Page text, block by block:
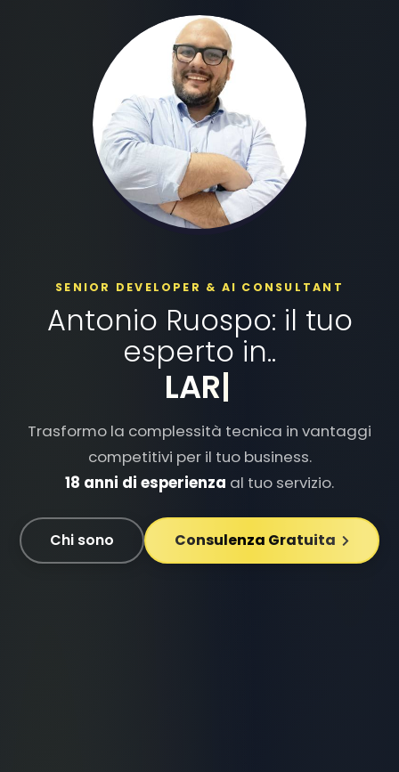
SENIOR DEVELOPER & AI CONSULTANT
Antonio Ruospo: il tuo
esperto in..
DOCKER
Trasformo la complessità tecnica in vantaggi
competitivi per il tuo business.
18 anni di esperienza al tuo servizio.
Chi sono Consulenza Gratuita